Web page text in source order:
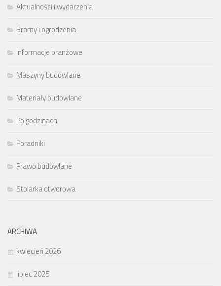
Aktualności i wydarzenia
Bramy i ogrodzenia
Informacje branżowe
Maszyny budowlane
Materiały budowlane
Po godzinach
Poradniki
Prawo budowlane
Stolarka otworowa
ARCHIWA
kwiecień 2026
lipiec 2025